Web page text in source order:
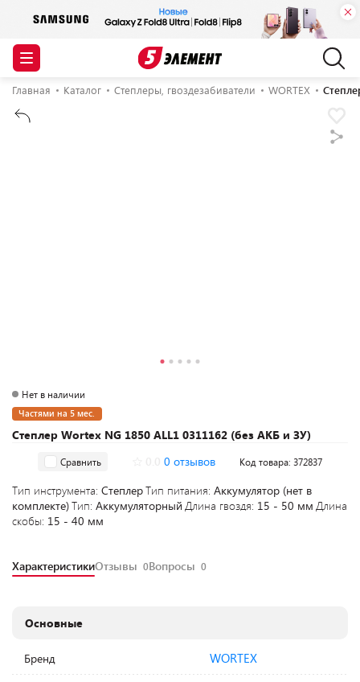
Главная Каталог Степлеры, гвоздезабиватели WORTEX
Степлер Wortex NG 1850 ALL1 0311162 (без АКБ и ЗУ)
Нет в наличии
Частями на 5 мес.
Сравнить 0 отзывов Код товара: 372837
Тип инструмента: СтеплерТип питания: Аккумулятор (нет в
комплекте)Тип: Аккумуляторный Длина гвоздя: 15 - 50 мм Длина
скобы: 15 - 40 мм
ХарактеристикиОтзывы 0Вопросы 0
Основные
Бренд WORTEX